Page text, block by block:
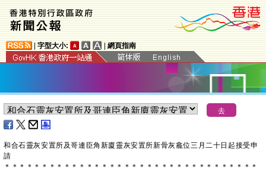
字型大小: 網頁指南
和合石靈灰安置所及哥連臣角新廈靈灰安置所新骨灰龕位三月二十日起接受申
請
＊ ＊ ＊ ＊ ＊ ＊ ＊ ＊ ＊ ＊ ＊ ＊ ＊ ＊ ＊ ＊ ＊ ＊ ＊ ＊ ＊ ＊ ＊ ＊ ＊ ＊ ＊ ＊ ＊ ＊ ＊ ＊ ＊ ＊